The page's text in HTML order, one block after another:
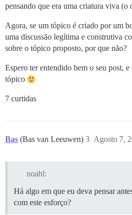
pensando que era uma criatura viva (o
Agora, se um tópico é criado por um
uma discussão legítima e construtiva
sobre o tópico proposto, por que não?
Espero ter entendido bem o seu post,
tópico
7 curtidas
Bas (Bas van Leeuwen) Agosto 7,
3
noahl:
Há algo em que eu deva pensar
com este esforço?